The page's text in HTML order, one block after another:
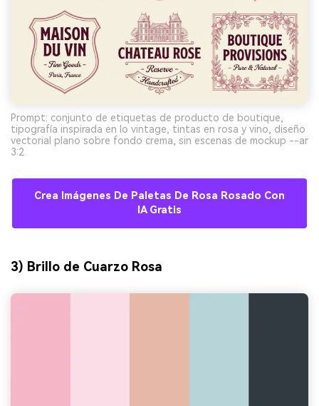
Prompt: conjunto de etiquetas de producto de boutique,
tipografía inspirada en lo vintage, tintas en rosa y vino, diseño
vectorial plano sobre fondo crema, sin escenas de mockup --ar
3:2
Crea Imágenes De Paletas De Rosa Rosado Con
IA Gratis
3) Brillo de Cuarzo Rosa